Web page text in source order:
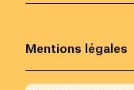
Mentions légales